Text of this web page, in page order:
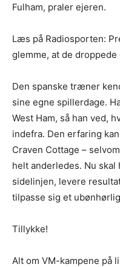
Fulham, praler ejeren.
Læs på Radiosporten:
glemme, at de
Den spanske træner
sine egne spillerdage.
West Ham, så han ved,
indefra. Den erfaring
Craven Cottage –
helt anderledes. Nu
sidelinjen, levere
tilpasse sig et
Tillykke!
Alt om VM-kampene på